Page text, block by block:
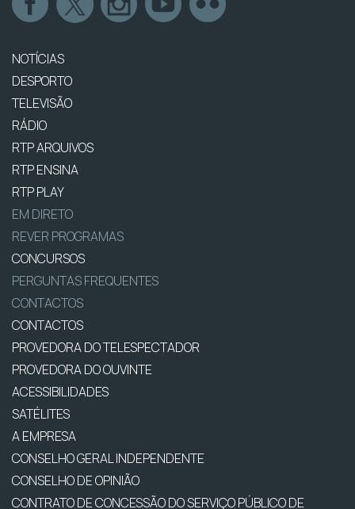
NOTÍCIAS
DESPORTO
TELEVISÃO
RÁDIO
RTP ARQUIVOS
RTP ENSINA
RTP PLAY
EM DIRETO
REVER PROGRAMAS
CONCURSOS
PERGUNTAS FREQUENTES
CONTACTOS
CONTACTOS
PROVEDORA DO TELESPECTADOR
PROVEDORA DO OUVINTE
ACESSIBILIDADES
SATÉLITES
A EMPRESA
CONSELHO GERAL INDEPENDENTE
CONSELHO DE OPINIÃO
CONTRATO DE CONCESSÃO DO SERVIÇO PÚBLICO DE